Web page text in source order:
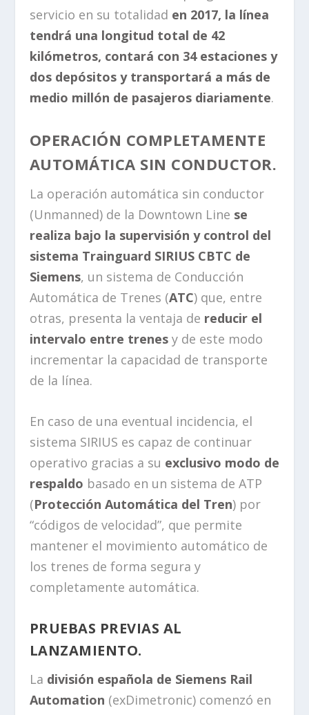
servicio en su totalidad en 2017, la línea
tendrá una longitud total de 42
kilómetros, contará con 34 estaciones y
dos depósitos y transportará a más de
medio millón de pasajeros diariamente.
OPERACIÓN COMPLETAMENTE
AUTOMÁTICA SIN CONDUCTOR.
La operación automática sin conductor
(Unmanned) de la Downtown Line se
realiza bajo la supervisión y control del
sistema Trainguard SIRIUS CBTC de
Siemens, un sistema de Conducción
Automática de Trenes (ATC) que, entre
otras, presenta la ventaja de reducir el
intervalo entre trenes y de este modo
incrementar la capacidad de transporte
de la línea.
En caso de una eventual incidencia, el
sistema SIRIUS es capaz de continuar
operativo gracias a su exclusivo modo de
respaldo basado en un sistema de ATP
(Protección Automática del Tren) por
“códigos de velocidad”, que permite
mantener el movimiento automático de
los trenes de forma segura y
completamente automática.
PRUEBAS PREVIAS AL
LANZAMIENTO.
La división española de Siemens Rail
Automation (exDimetronic) comenzó en